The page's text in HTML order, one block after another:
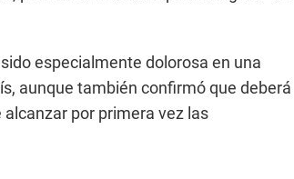
especialmente dolorosa en una
aunque también confirmó que deberá
por primera vez las